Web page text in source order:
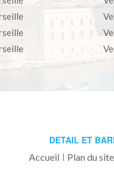
DETAIL ET
Accueil Plan du site